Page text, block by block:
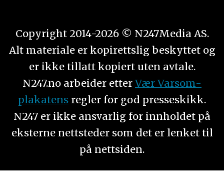
Copyright 2014-2026 © N247Media AS.
Alt materiale er kopirettslig beskyttet og
er ikke tillatt kopiert uten avtale.
N247.no arbeider etter Vær Varsom-
plakatens regler for god presseskikk.
N247 er ikke ansvarlig for innholdet på
eksterne nettsteder som det er lenket til
på nettsiden.